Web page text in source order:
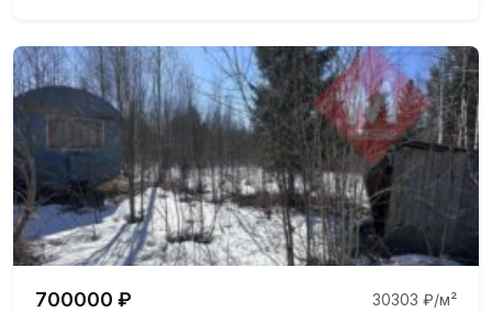
700000 ₽ 30303 ₽/м²